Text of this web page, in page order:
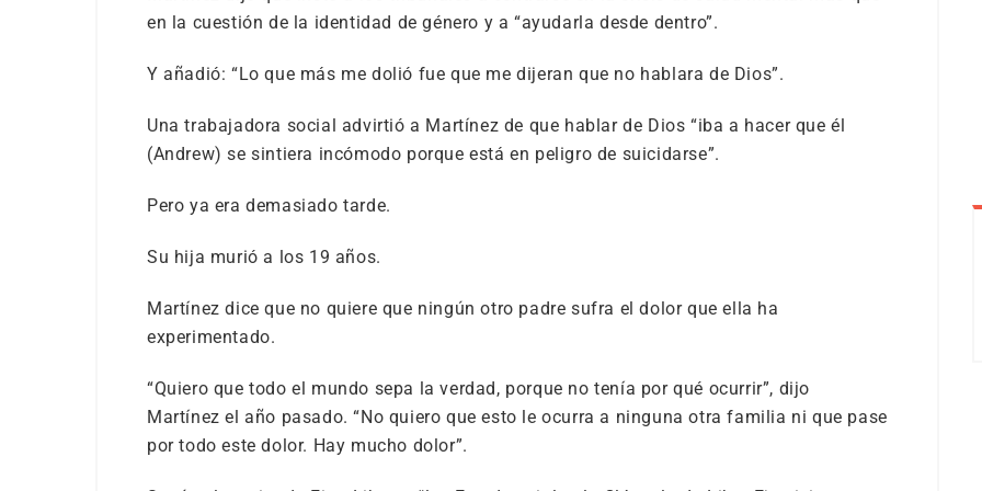
en la cuestión de la identidad de género y a “ayudarla desde dentro”.
Y añadió: “Lo que más me dolió fue que me dijeran que no hablara de Dios”.
Una trabajadora social advirtió a Martínez de que hablar de Dios “iba a hacer que él
(Andrew) se sintiera incómodo porque está en peligro de suicidarse”.
Pero ya era demasiado tarde.
Su hija murió a los 19 años.
Martínez dice que no quiere que ningún otro padre sufra el dolor que ella ha
experimentado.
“Quiero que todo el mundo sepa la verdad, porque no tenía por qué ocurrir”, dijo
Martínez el año pasado. “No quiero que esto le ocurra a ninguna otra familia ni que pase
por todo este dolor. Hay mucho dolor”.